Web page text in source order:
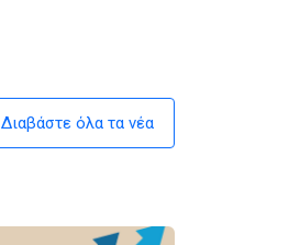
Διαβάστε όλα τα νέα